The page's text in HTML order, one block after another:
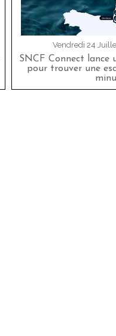
Vendredi 24
SNCF Connect lance
pour trouver une